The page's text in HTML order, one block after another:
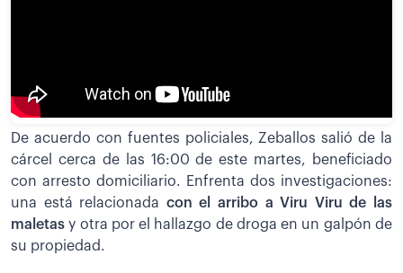
De acuerdo con fuentes policiales, Zeballos salió de la
cárcel cerca de las 16:00 de este martes, beneficiado
con arresto domiciliario. Enfrenta dos investigaciones:
una está relacionada con el arribo a Viru Viru de las
maletas y otra por el hallazgo de droga en un galpón de
su propiedad.